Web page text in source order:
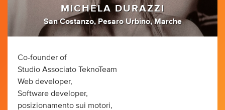
MICHELA DURAZZI
San Costanzo, Pesaro Urbino, Marche
Co-founder of
Studio Associato TeknoTeam
Web developer,
Software developer,
posizionamento sui motori,